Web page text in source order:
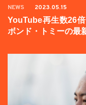
NEWS 2023.05.15
YouTube再生数26
ボンド・トミーの最